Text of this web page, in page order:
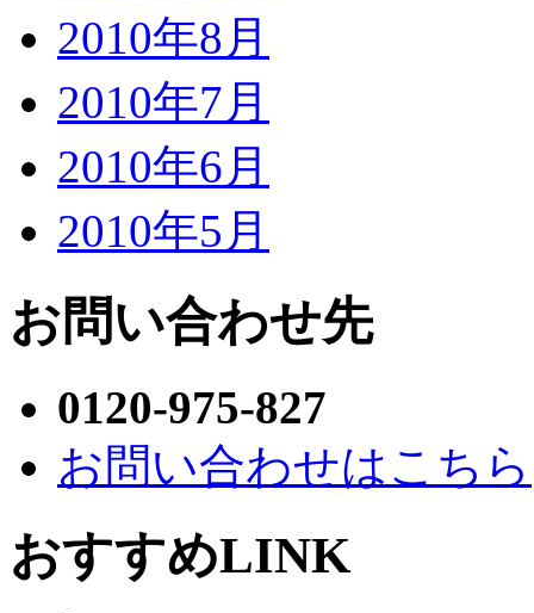
2010年8月
2010年7月
2010年6月
2010年5月
お問い合わせ先
0120-975-827
お問い合わせはこちら
おすすめLINK